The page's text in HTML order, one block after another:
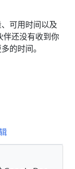
可用时间以及
伴还没有收到你
的时间。